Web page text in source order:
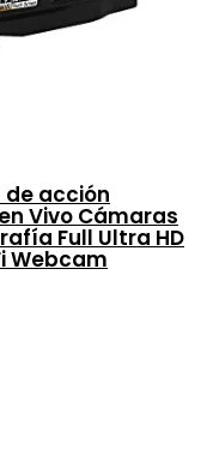
de acción
Vivo Cámaras
Full Ultra HD
Webcam